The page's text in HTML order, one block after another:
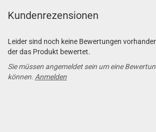
Kundenrezensionen
Leider sind noch keine Bewertungen
der das Produkt bewertet.
Sie müssen angemeldet sein um eine
können. Anmelden